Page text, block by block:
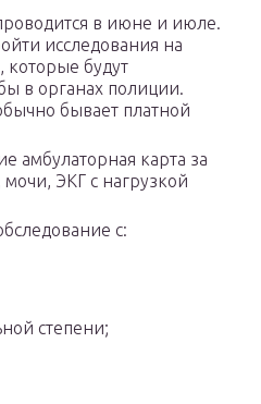
в июне и июле.
исследования на
которые будут
в органах полиции.
бывает платной
амбулаторная карта за
ЭКГ с нагрузкой
с:
степени;